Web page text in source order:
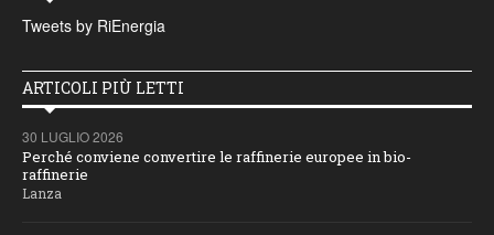
Tweets by RiEnergia
ARTICOLI PIÙ LETTI
30 LUGLIO 2026
Perché conviene convertire le raffinerie europee in bio-
raffinerie
Lanza